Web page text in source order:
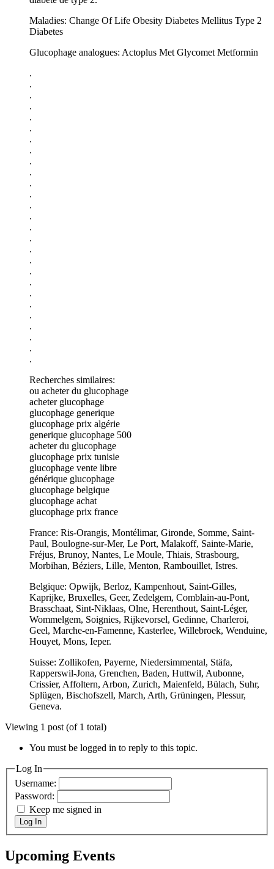
Maladies: Change Of Life Obesity Diabetes Mellitus Type 2
Diabetes
Glucophage analogues: Actoplus Met Glycomet Metformin
.
.
.
.
.
.
.
.
.
.
.
.
.
.
.
.
.
.
.
.
.
.
.
.
.
.
.
Recherches similaires:
ou acheter du glucophage
acheter glucophage
glucophage generique
glucophage prix algérie
generique glucophage 500
acheter du glucophage
glucophage prix tunisie
glucophage vente libre
générique glucophage
glucophage belgique
glucophage achat
glucophage prix france
France: Ris-Orangis, Montélimar, Gironde, Somme, Saint-
Paul, Boulogne-sur-Mer, Le Port, Malakoff, Sainte-Marie,
Fréjus, Brunoy, Nantes, Le Moule, Thiais, Strasbourg,
Morbihan, Béziers, Lille, Menton, Rambouillet, Istres.
Belgique: Opwijk, Berloz, Kampenhout, Saint-Gilles,
Kaprijke, Bruxelles, Geer, Zedelgem, Comblain-au-Pont,
Brasschaat, Sint-Niklaas, Olne, Herenthout, Saint-Léger,
Wommelgem, Soignies, Rijkevorsel, Gedinne, Charleroi,
Geel, Marche-en-Famenne, Kasterlee, Willebroek, Wenduine,
Houyet, Mons, Ieper.
Suisse: Zollikofen, Payerne, Niedersimmental, Stäfa,
Rapperswil-Jona, Grenchen, Baden, Huttwil, Aubonne,
Crissier, Affoltern, Arbon, Zurich, Maienfeld, Bülach, Suhr,
Splügen, Bischofszell, March, Arth, Grüningen, Plessur,
Geneva.
Viewing 1 post (of 1 total)
You must be logged in to reply to this topic.
Log In
Username:
Password:
Keep me signed in
Log In
Upcoming Events